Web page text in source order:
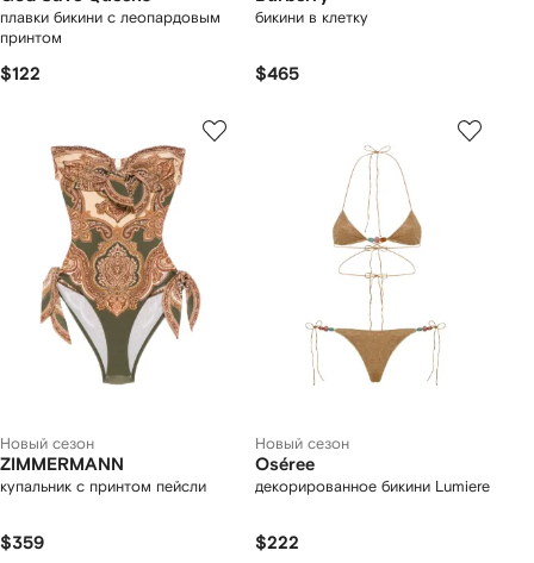
плавки бикини с леопардовым
принтом
$122
бикини в клетку
$465
Новый сезон
ZIMMERMANN
купальник с принтом пейсли
$359
Новый сезон
Oséree
декорированное бикини Lumiere
$222